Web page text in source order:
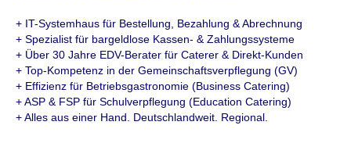
+ IT-Systemhaus für Bestellung, Bezahlung & Abrechnung
+ Spezialist für bargeldlose Kassen- & Zahlungssysteme
+ Über 30 Jahre EDV-Berater für Caterer & Direkt-Kunden
+ Top-Kompetenz in der Gemeinschaftsverpflegung (GV)
+ Effizienz für Betriebsgastronomie (Business Catering)
+ ASP & FSP für Schulverpflegung (Education Catering)
+ Alles aus einer Hand. Deutschlandweit. Regional.